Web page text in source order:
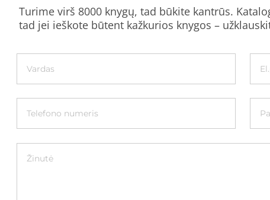
Turime virš 8000 knygų, tad būkite kantrūs.
tad jei ieškote būtent kažkurios knygos –